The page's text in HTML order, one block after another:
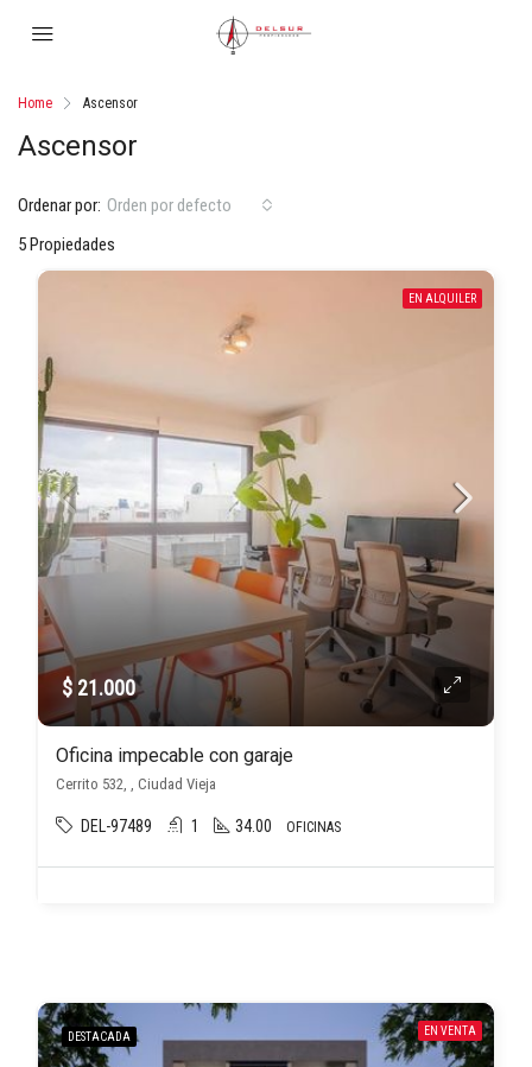
Home Ascensor
Ascensor
5 Propiedades
Ordenar por: Orden por defecto
EN ALQUILER
$ 21.000
Oficina impecable con garaje
Cerrito 532, , Ciudad Vieja
DEL-97489 1 34.00 OFICINAS
DESTACADA EN VENTA